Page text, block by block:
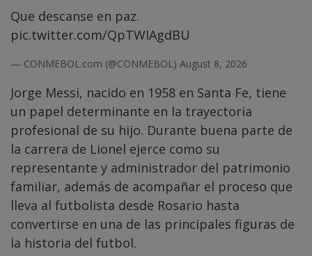
Que descanse en paz.
pic.twitter.com/QpTWIAgdBU
— CONMEBOL.com (@CONMEBOL) August 8, 2026
Jorge Messi, nacido en 1958 en Santa Fe, tiene
un papel determinante en la trayectoria
profesional de su hijo. Durante buena parte de
la carrera de Lionel ejerce como su
representante y administrador del patrimonio
familiar, además de acompañar el proceso que
lleva al futbolista desde Rosario hasta
convertirse en una de las principales figuras de
la historia del futbol.